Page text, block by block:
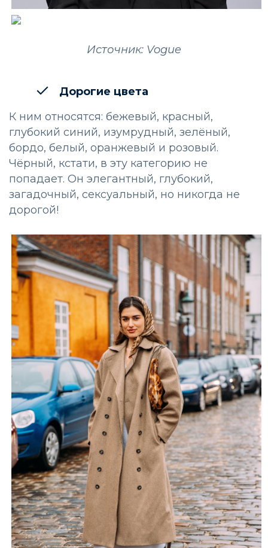
Источник: Vogue
Дорогие цвета
К ним относятся: бежевый, красный,
глубокий синий, изумрудный, зелёный,
бордо, белый, оранжевый и розовый.
Чёрный, кстати, в эту категорию не
попадает. Он элегантный, глубокий,
загадочный, сексуальный, но никогда не
дорогой!